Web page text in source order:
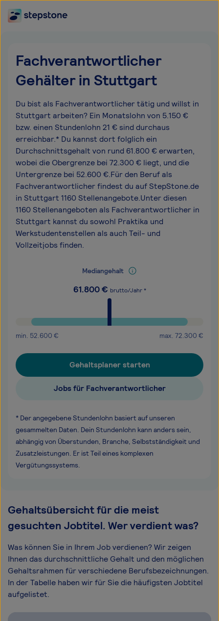
Fachverantwortlicher
Gehälter in Stuttgart
Du bist als Fachverantwortlicher tätig und willst in
Stuttgart arbeiten? Ein Monatslohn von 5.150 €
bzw. einen Stundenlohn 21 € sind durchaus
erreichbar.* Du kannst dort folglich ein
Durchschnittsgehalt von rund 61.800 € erwarten,
wobei die Obergrenze bei 72.300 € liegt, und die
Untergrenze bei 52.600 €.Für den Beruf als
Fachverantwortlicher findest du auf StepStone.de
in Stuttgart 1160 Stellenangebote.Unter diesen
1160 Stellenangeboten als Fachverantwortlicher in
Stuttgart kannst du sowohl Praktika und
Werkstudentenstellen als auch Teil- und
Vollzeitjobs finden.
Mediangehalt
61.800€ brutto/Jahr *
min. 52.600 € max. 72.300 €
Gehaltsplaner starten
Jobs für Fachverantwortlicher
* Der angegebene Stundenlohn basiert auf unseren
gesammelten Daten. Dein Stundenlohn kann anders sein,
abhängig von Überstunden, Branche, Selbstständigkeit und
Zusatzleistungen. Er ist Teil eines komplexen
Vergütungssystems.
Gehaltsübersicht für die meist
gesuchten Jobtitel. Wer verdient was?
Was können Sie in Ihrem Job verdienen? Wir zeigen
Ihnen das durchschnittliche Gehalt und den möglichen
Gehaltsrahmen für verschiedene Berufsbezeichnungen.
In der Tabelle haben wir für Sie die häufigsten Jobtitel
aufgelistet.